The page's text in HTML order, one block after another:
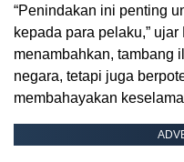
“Penindakan ini penting
kepada para pelaku,”
menambahkan, tambang
negara, tetapi juga
membahayakan